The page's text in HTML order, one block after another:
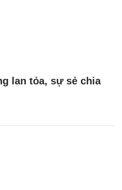
lan tỏa, sự sẻ chia